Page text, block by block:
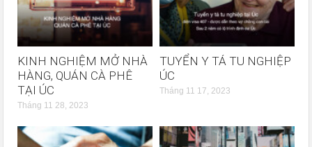
KINH NGHIỆM MỞ NHÀ
HÀNG, QUÁN CÀ PHÊ
TẠI ÚC
Tháng 11 28, 2023
TUYỂN Y TÁ TU NGHIỆP
ÚC
Tháng 11 17, 2023